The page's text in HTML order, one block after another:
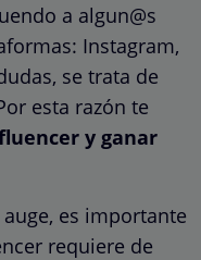
a algun@s
Instagram,
se trata de
esta razón te
y ganar
es importante
requiere de